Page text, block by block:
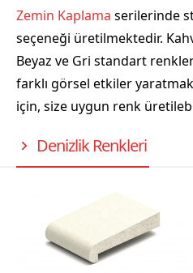
Zemin Kaplama serilerinde
seçeneği üretilmektedir.
Beyaz ve Gri standart
farklı görsel etkiler
için, size uygun renk
Denizlik Renkleri